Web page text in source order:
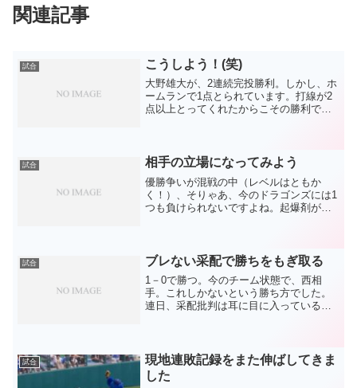
関連記事
試合 こうしよう！(笑)
大野雄大が、2連続完投勝利。しかし、ホ
ームランで1点とられています。打線が2
点以上とってくれたからこその勝利です
れた所でのタイム...
試合 相手の立場になってみよう
優勝争いが混戦の中（レベルはともか
く！）、そりゃあ、今のドラゴンズには1
つも負けられないですよね。起爆剤がい
ィーンかのように負ける。...
試合 ブレない采配で勝ちをもぎ取る
1－0で勝つ。今のチーム状態で、西相
手。これしかないという勝ち方でした。
連日、采配批判は耳に目に入っているで
がＡマルだった点くらい。...
試合
現地連敗記録をまた伸ばしてきま
した